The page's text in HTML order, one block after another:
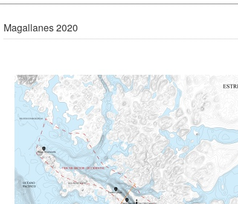
Magallanes 2020